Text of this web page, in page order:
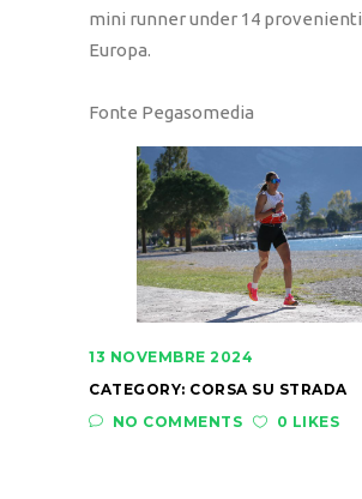
mini runner under 14
Europa.
Fonte Pegasomedia
13 NOVEMBRE 2024
CATEGORY: CORSA SU STRADA
NO COMMENTS
0 LIKES